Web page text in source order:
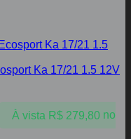
Ka 17/21 1.5 12V
À vista R$279,80 no